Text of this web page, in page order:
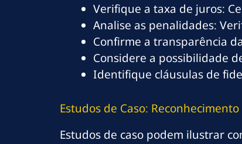
Verifique a taxa de juros:
Analise as penalidades:
Confirme a transparência
Considere a possibilidade
Identifique cláusulas de
Estudos de Caso:
Estudos de caso podem ilustrar